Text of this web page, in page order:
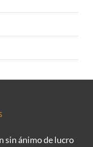
sin ánimo de lucro